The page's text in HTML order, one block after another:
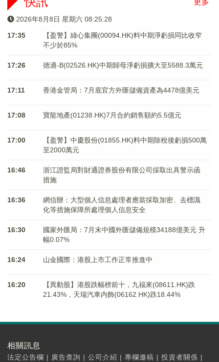
更多
2026年8月8日 星期六 08:25:28
17:35
【盈警】綠心集團(00094.HK)料中期淨虧損同比收窄
不少於85%
17:26 德適-B(02526.HK)中期歸母淨虧損擴大至5588.3萬元
17:11 香港金管局：7月底官方外匯儲備資產為4478億美元
17:08 寶龍地產(01238.HK)7月合約銷售額約5.5億元
17:00
【盈警】中慶股份(01855.HK)料中期除稅後虧損500萬
至2000萬元
16:46
浙江證監局對財通證券股份有限公司採取出具警示函
措施
16:36
網信辦：大型個人信息處理者應當採取加密、去標識
化等措施保障所處理個人信息安全
16:30
國家外匯局：7月末中國外匯儲備規模34188億美元 升
幅0.07%
16:24 山金國際：港股上市工作正常推進中
16:20
【異動股】港股跌幅榜前十，九福來(08611.HK)跌
21.43%，天瑞汽車内飾(06162.HK)跌18.44%
相關訊息
法定公告欄 | 廣告查詢 | 公司介紹 | 專欄邀稿 | 投資者關係 |